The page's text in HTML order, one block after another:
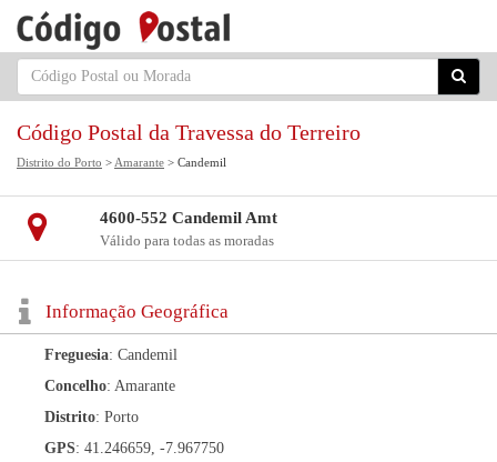
Código Postal da Travessa do Terreiro
Distrito do Porto > Amarante > Candemil
4600-552 Candemil Amt
Válido para todas as moradas
Informação Geográfica
Freguesia: Candemil
Concelho: Amarante
Distrito: Porto
GPS: 41.246659, -7.967750